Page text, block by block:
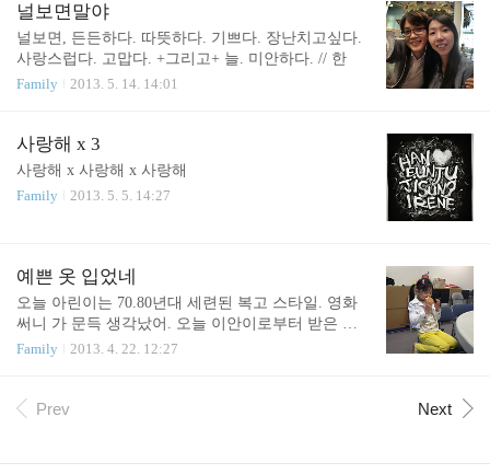
얼어있었는데요. 엄마아빠오빠랑 완전히 떨어져서 혼자 저렇게 몇
시간씩 있는게 처음이었으니깐요. 게다가 자기랑 말과 생김새가 다
른 아이들, 선생님들이랑 함께 있는것도 얼마나 힘들었을까요. 근데
지금은 친구들 이름도 다 알고 말도 주고받고 사진찍을때도 웃고 그
러네요. 엄마아..
널보면말야
널보면, 든든하다. 따뜻하다. 기쁘다. 장난치고싶다.
사랑스럽다. 고맙다. +그리고+ 늘. 미안하다. // 한
Family
2013. 5. 14. 14:01
사랑해 x 3
사랑해 x 사랑해 x 사랑해
Family
2013. 5. 5. 14:27
예쁜 옷 입었네
오늘 아린이는 70.80년대 세련된 복고 스타일. 영화
써니 가 문득 생각났어. 오늘 이안이로부터 받은 멋
진 레고책 선물! 고마워 이안아!! 아빠한테 열심히 설
Family 2013. 4. 22. 12:27
Prev Next